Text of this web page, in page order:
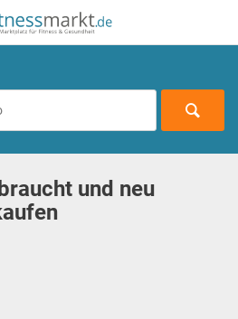
und neu